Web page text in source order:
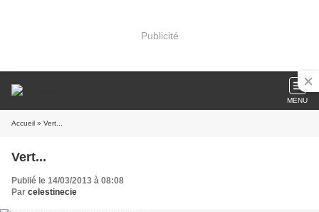
Publicité
MENU
Accueil » Vert...
Vert...
Publié le 14/03/2013 à 08:08
Par celestinecie